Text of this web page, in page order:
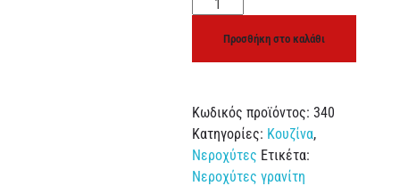
Προσθήκη στο καλάθι
Κωδικός προϊόντος: 340
Κατηγορίες: Κουζίνα,
Νεροχύτες Ετικέτα:
Νεροχύτες γρανίτη